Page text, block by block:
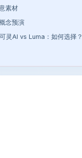
素材
念预演
灵AI vs Luma：如何选择？